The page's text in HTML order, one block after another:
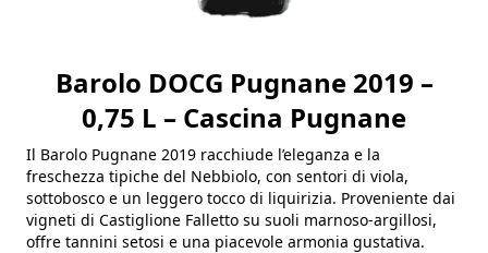
Barolo DOCG Pugnane 2019 –
0,75 L – Cascina Pugnane
Il Barolo Pugnane 2019 racchiude l’eleganza e la
freschezza tipiche del Nebbiolo, con sentori di viola,
sottobosco e un leggero tocco di liquirizia. Proveniente dai
vigneti di Castiglione Falletto su suoli marnoso-argillosi,
offre tannini setosi e una piacevole armonia gustativa.